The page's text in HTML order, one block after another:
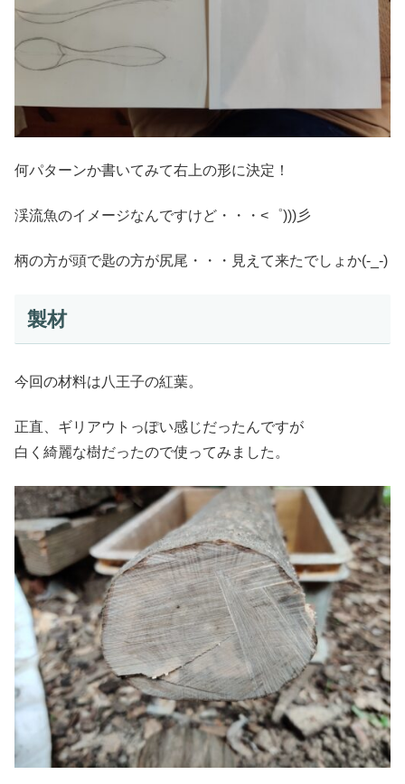
何パターンか書いてみて右上の形に決定！
渓流魚のイメージなんですけど・・・<゜)))彡
柄の方が頭で匙の方が尻尾・・・見えて来たでしょか(-_-)
製材
今回の材料は八王子の紅葉。
正直、ギリアウトっぽい感じだったんですが
白く綺麗な樹だったので使ってみました。